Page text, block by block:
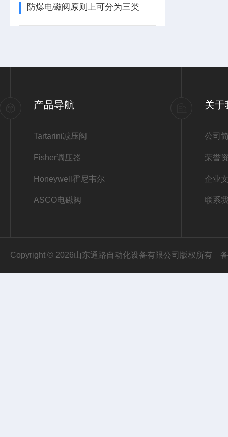
防爆电磁阀原则上可分为三类
产品导航
Tartarini减压阀
Fisher调压器
Honeywell霍尼韦尔
ASCO电磁阀
关于
公司
荣誉
企业
联系
Copyright © 2026山东通路自动化设备有限公司版权所有